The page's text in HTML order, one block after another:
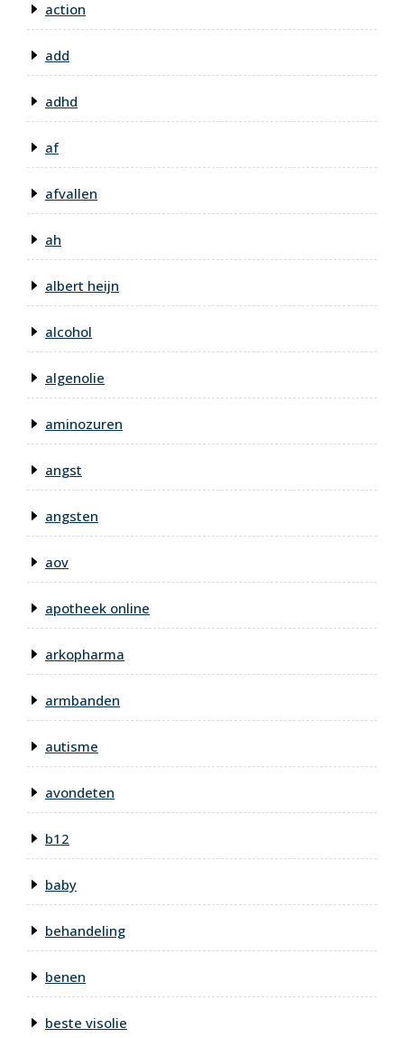
action
add
adhd
af
afvallen
ah
albert heijn
alcohol
algenolie
aminozuren
angst
angsten
aov
apotheek online
arkopharma
armbanden
autisme
avondeten
b12
baby
behandeling
benen
beste visolie